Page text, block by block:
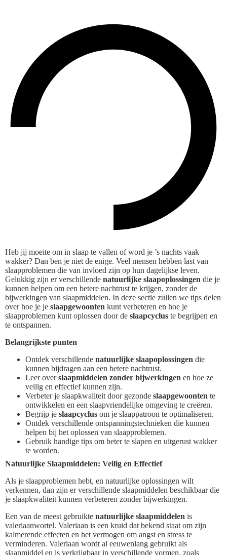
Heb jij moeite om in slaap te vallen of word je ’s nachts vaak
wakker? Dan ben je niet de enige. Veel mensen hebben last van
slaapproblemen die van invloed zijn op hun dagelijkse leven.
Gelukkig zijn er verschillende natuurlijke slaapoplossingen die je
kunnen helpen om een betere nachtrust te krijgen, zonder de
bijwerkingen van slaapmiddelen. In deze sectie zullen we tips delen
over hoe je je slaapgewoonten kunt verbeteren en hoe je
slaapproblemen kunt oplossen door de slaapcyclus te begrijpen en
te ontspannen.
Belangrijkste punten
Ontdek verschillende natuurlijke slaapoplossingen die
kunnen bijdragen aan een betere nachtrust.
Leer overslaapmiddelen zonder bijwerkingen en hoe ze
veilig en effectief kunnen zijn.
Verbeter je slaapkwaliteit door gezonde slaapgewoonten te
ontwikkelen en een slaapvriendelijke omgeving te creëren.
Begrijp je slaapcyclus om je slaappatroon te optimaliseren.
Ontdek verschillende ontspanningstechnieken die kunnen
helpen bij het oplossen van slaapproblemen.
Gebruik handige tips om beter te slapen en uitgerust wakker
te worden.
Natuurlijke Slaapmiddelen: Veilig en Effectief
Als je slaapproblemen hebt, en natuurlijke oplossingen wilt
verkennen, dan zijn er verschillende slaapmiddelen beschikbaar die
je slaapkwaliteit kunnen verbeteren zonder bijwerkingen.
Een van de meest gebruikte natuurlijke slaapmiddelen is
valeriaanwortel. Valeriaan is een kruid dat bekend staat om zijn
kalmerende effecten en het vermogen om angst en stress te
verminderen. Valeriaan wordt al eeuwenlang gebruikt als
slaapmiddel en is verkrijgbaar in verschillende vormen, zoals